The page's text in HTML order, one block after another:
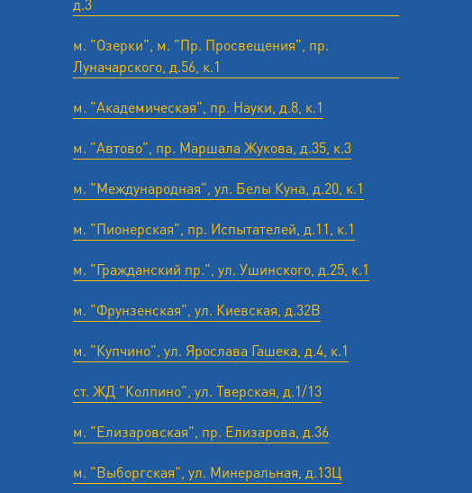
д.3
м. "Озерки", м. "Пр. Просвещения", пр.
Луначарского, д.56, к.1
м. "Академическая", пр. Науки, д.8, к.1
м. "Автово", пр. Маршала Жукова, д.35, к.3
м. "Международная", ул. Белы Куна, д.20, к.1
м. "Пионерская", пр. Испытателей, д.11, к.1
м. "Гражданский пр.", ул. Ушинского, д.25, к.1
м. "Фрунзенская", ул. Киевская, д.32В
м. "Купчино", ул. Ярослава Гашека, д.4, к.1
ст. ЖД "Колпино", ул. Тверская, д.1/13
м. "Елизаровская", пр. Елизарова, д.36
м. "Выборгская", ул. Минеральная, д.13Ц